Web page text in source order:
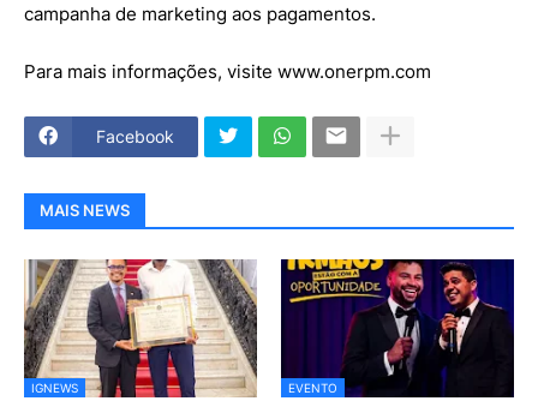
campanha de marketing aos pagamentos.
Para mais informações, visite www.onerpm.com
Facebook
MAIS NEWS
IGNEWS EVENTO